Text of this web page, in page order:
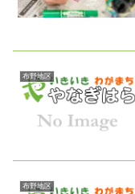
布野地区
布野地区